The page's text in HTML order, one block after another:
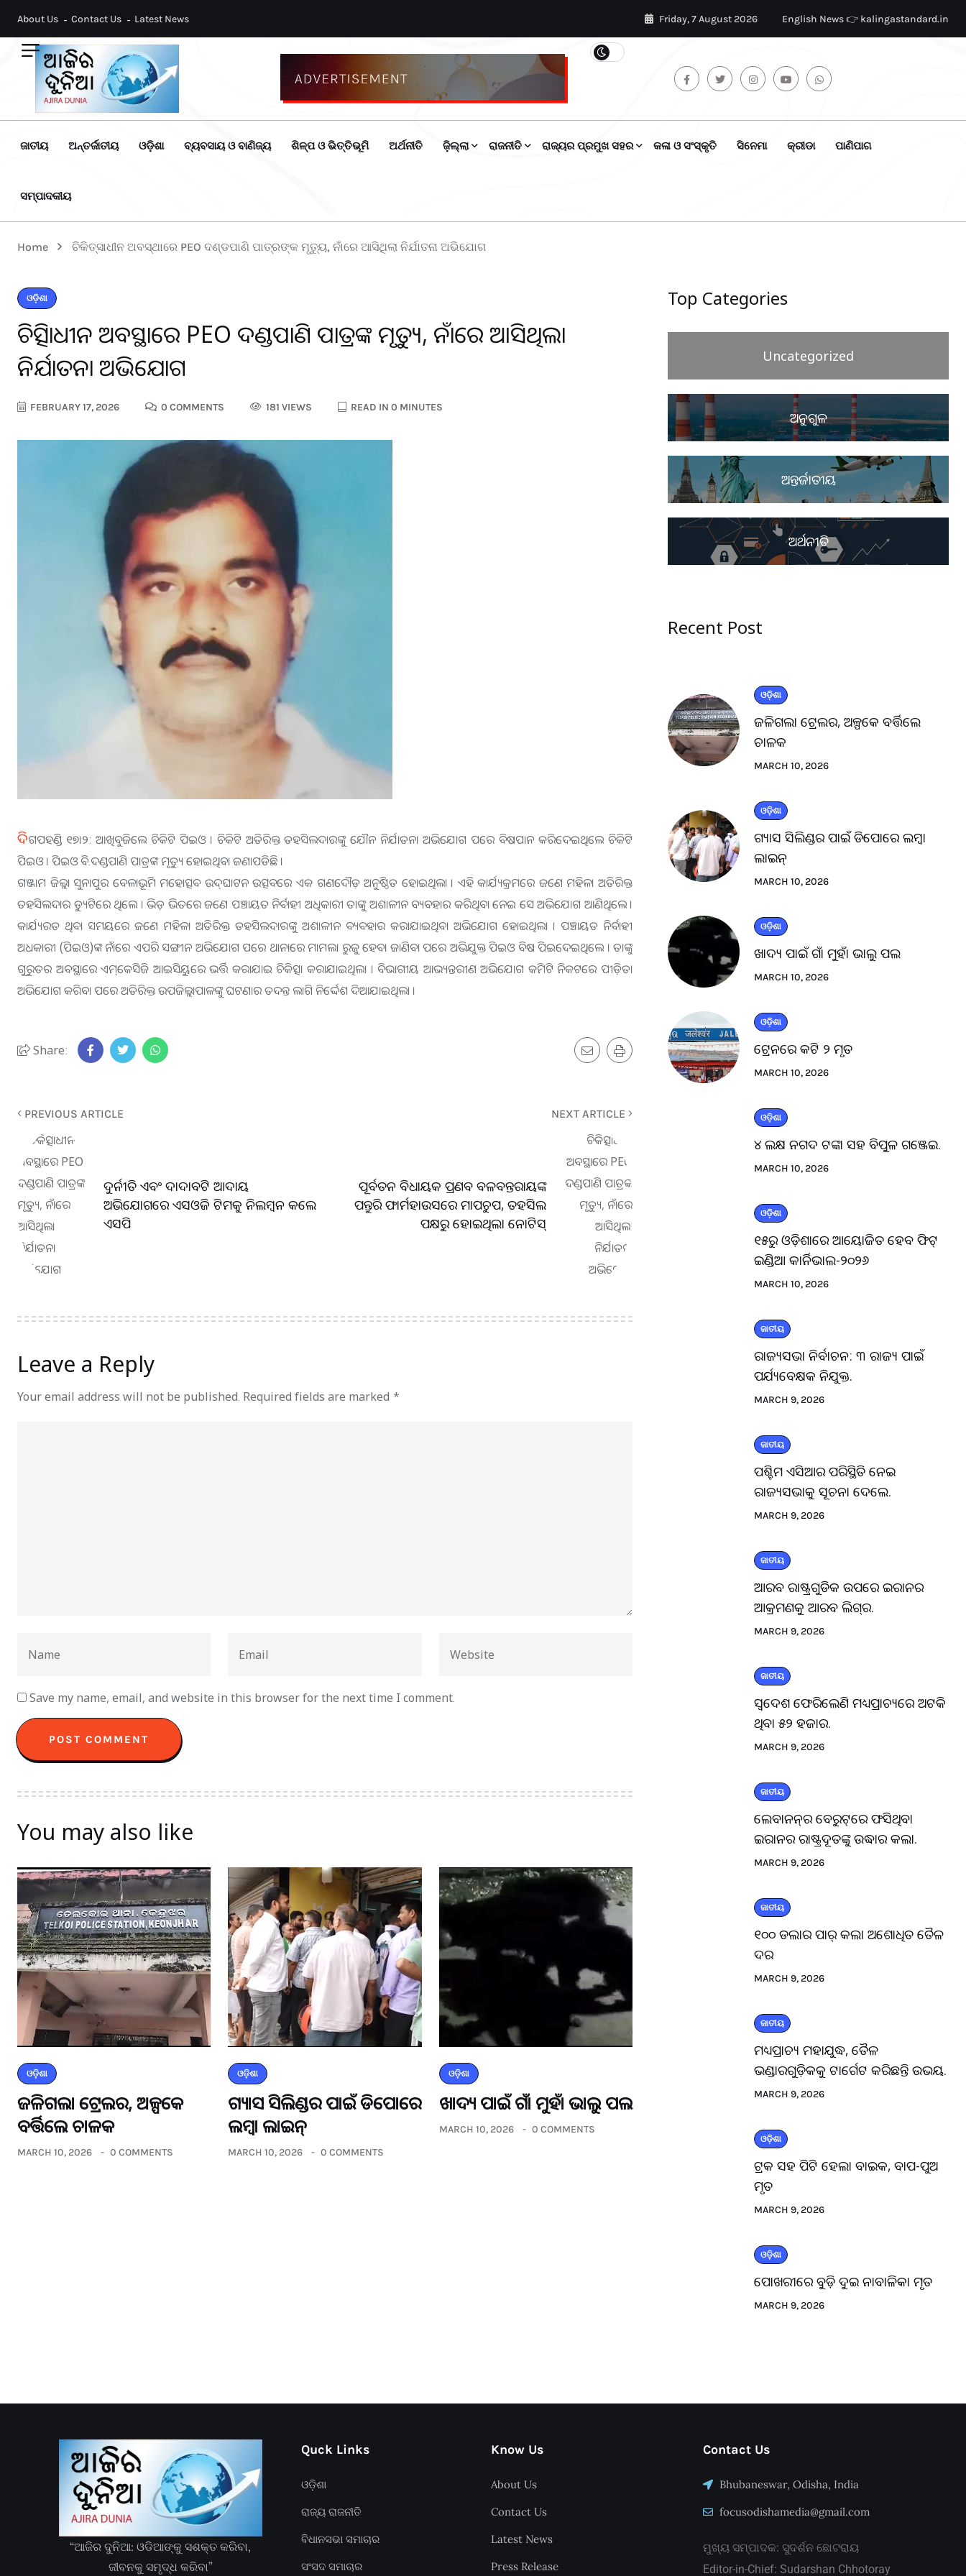
About Us Contact Us Latest News Friday, 7 August 2026 English News 👉 kalingastandard.in
ଜାତୀୟ ଅନ୍ତର୍ଜାତୀୟ ଓଡ଼ିଶା ବ୍ୟବସାୟ ଓ ବାଣିଜ୍ୟ ଶିଳ୍ପ ଓ ଭିତ୍ତିଭୂମି ଅର୍ଥନୀତି ଜ଼ିଲ୍ଲା ରାଜନୀତି ରାଜ୍ୟର ପ୍ରମୁଖ ସହର କଳା ଓ ସଂସ୍କୃତି ସିନେମା କ୍ରୀଡା ପାଣିପାଗ
ସମ୍ପାଦକୀୟ
Home ଚିକିତ୍ସାଧୀନ ଅବସ୍ଥାରେ PEO ଦଣ୍ଡପାଣି ପାତ୍ରଙ୍କ ମୃତ୍ୟୁ, ନାଁରେ ଆସିଥିଲା ନିର୍ଯାତନା ଅଭିଯୋଗ
ଓଡ଼ିଶା
ଚିକିତ୍ସାଧୀନ ଅବସ୍ଥାରେ PEO ଦଣ୍ଡପାଣି ପାତ୍ରଙ୍କ ମୃତ୍ୟୁ, ନାଁରେ ଆସିଥିଲା
ନିର୍ଯାତନା ଅଭିଯୋଗ
FEBRUARY 17, 2026 0 COMMENTS 181 VIEWS READ IN 0 MINUTES
ଦିଗପହଣ୍ଡି ୧୭।୨: ଆଖିବୁଜିଲେ ଚିକିଟି ପିଇଓ । ଚିକିଟି ଅତିରିକ୍ତ ତହସିଲଦାରଙ୍କୁ ଯୌନ ନିର୍ଯାତନା ଅଭିଯୋଗ ପରେ ବିଷପାନ କରିଦେଇଥିଲେ ଚିକିଟି
ପିଇଓ । ପିଇଓ ବି.ଦଣ୍ଡପାଣି ପାତ୍ରଙ୍କ ମୃତ୍ୟୁ ହୋଇଥିବା ଜଣାପଡିଛି ।
ଗଞ୍ଜାମ ଜିଲ୍ଲା ସୁନାପୁର ବେଳାଭୂମି ମହୋତ୍ସବ ଉଦ୍‌ଘାଟନ ଉତ୍ସବରେ ଏକ ଗଣଦୌଡ଼ ଅନୁଷ୍ଠିତ ‌ହୋଇଥିଲା । ଏହି କାର୍ଯ୍ୟକ୍ରମରେ ଜଣେ ମହିଳା ଅତିରିକ୍ତ
ତହସିଲଦାର ଡ୍ୟୁଟିରେ ଥିଲେ । ଭିଡ଼ ଭିତରେ ଜଣେ ପଞ୍ଚାୟତ ନିର୍ବାହୀ ଅଧିକାରୀ ତାଙ୍କୁ ଅଶାଳୀନ ବ୍ୟବହାର କରିଥିବା ନେଇ ସେ ଅଭିଯୋଗ ଆଣିଥିଲେ ।
କାର୍ଯ୍ୟରତ ଥିବା ସମୟରେ ଜଣେ ମହିଳା ଅତିରିକ୍ତ ତହସିଲଦାରଙ୍କୁ ଅଶାଳୀନ ବ୍ୟବହାର କରାଯାଇଥିବା ଅଭିଯୋଗ ହୋଇଥିଲା । ପଞ୍ଚାୟତ ନିର୍ବାହୀ
ଅଧକାରୀ (ପିଇଓ)ଙ୍କ ନାଁରେ ଏପରି ସଙ୍ଗୀନ ଅଭିଯୋଗ ପରେ ଥାନାରେ ମାମଲା ରୁଜୁ ହେବା ଜାଣିବା ପରେ ଅଭିଯୁକ୍ତ ପିଇଓ ବିଷ ପିଇଦେଇଥିଲେ । ତାଙ୍କୁ
ଗୁରୁତର ଅବସ୍ଥାରେ ଏମ୍‌କେସିଜି ଆଇସିୟୁରେ ଭର୍ତ୍ତି କରାଯାଇ ଚିକିତ୍ସା କରାଯାଇଥିଲା । ବିଭାଗୀୟ ଆଭ୍ୟନ୍ତରୀଣ ଅଭିଯୋଗ କମିଟି ନିକଟରେ ପୀଡ଼ିତା
ଅଭିଯୋଗ କରିବା ପରେ ଅତିରିକ୍ତ ଉପଜିଲ୍ଲାପାଳଙ୍କୁ ଘଟଣାର ତଦନ୍ତ ଲାଗି ନିର୍ଦ୍ଦେଶ ଦିଆଯାଇଥିଲା ।
Share:
PREVIOUS ARTICLE
ଦୁର୍ନୀତି ଏବଂ ଦାଦାବଟି ଆଦାୟ
ଅଭିଯୋଗରେ ଏସଓଜି ଟିମକୁ ନିଲମ୍ବନ କଲେ
ଏସପି
NEXT ARTICLE
ପୂର୍ବତନ ବିଧାୟକ ପ୍ରଣବ ବଳବନ୍ତରାୟଙ୍କ
ପନ୍ତୁରି ଫାର୍ମହାଉସରେ ମାପଚୁପ, ତହସିଲ
ପକ୍ଷରୁ ହୋଇଥିଲା ନୋଟିସ୍
Leave a Reply
Your email address will not be published. Required fields are marked *
Save my name, email, and website in this browser for the next time I comment.
You may also like
ଓଡ଼ିଶା
ଜଳିଗଲା ଟ୍ରେଲର, ଅଳ୍ପକେ
ବର୍ତ୍ତିଲେ ଚାଳକ
MARCH 10, 2026 0 COMMENTS
ଓଡ଼ିଶା
ଗ୍ୟାସ ସିଲିଣ୍ଡର ପାଇଁ ଡିପୋରେ
ଲମ୍ବା ଲାଇନ୍
MARCH 10, 2026 0 COMMENTS
ଓଡ଼ିଶା
ଖାଦ୍ୟ ପାଇଁ ଗାଁ ମୁହାଁ ଭାଲୁ ପଲ
MARCH 10, 2026 0 COMMENTS
Top Categories
Uncategorized
ଅନୁଗୁଳ
ଅନ୍ତର୍ଜାତୀୟ
ଅର୍ଥନୀତି
Recent Post
ଓଡ଼ିଶା
ଜଳିଗଲା ଟ୍ରେଲର, ଅଳ୍ପକେ ବର୍ତ୍ତିଲେ
ଚାଳକ
MARCH 10, 2026
ଓଡ଼ିଶା
ଗ୍ୟାସ ସିଲିଣ୍ଡର ପାଇଁ ଡିପୋରେ ଲମ୍ବା
ଲାଇନ୍
MARCH 10, 2026
ଓଡ଼ିଶା
ଖାଦ୍ୟ ପାଇଁ ଗାଁ ମୁହାଁ ଭାଲୁ ପଲ
MARCH 10, 2026
ଓଡ଼ିଶା
ଟ୍ରେନରେ କଟି ୨ ମୃତ
MARCH 10, 2026
ଓଡ଼ିଶା
୪ ଲକ୍ଷ ନଗଦ ଟଙ୍କା ସହ ବିପୁଳ ଗଞ୍ଜେଇ.
MARCH 10, 2026
ଓଡ଼ିଶା
୧୫ରୁ ଓଡ଼ିଶାରେ ଆୟୋଜିତ ହେବ ଫିଟ୍
ଇଣ୍ଡିଆ କାର୍ନିଭାଲ-୨୦୨୬
MARCH 10, 2026
ଜାତୀୟ
ରାଜ୍ୟସଭା ନିର୍ବାଚନ: ୩ ରାଜ୍ୟ ପାଇଁ
ପର୍ଯ୍ୟବେକ୍ଷକ ନିଯୁକ୍ତ.
MARCH 9, 2026
ଜାତୀୟ
ପଶ୍ଚିମ ଏସିଆର ପରିସ୍ଥିତି ନେଇ
ରାଜ୍ୟସଭାକୁ ସୂଚନା ଦେଲେ.
MARCH 9, 2026
ଜାତୀୟ
ଆରବ ରାଷ୍ଟ୍ରଗୁଡିକ ଉପରେ ଇରାନର
ଆକ୍ରମଣକୁ ଆରବ ଲିଗ୍‌ର.
MARCH 9, 2026
ଜାତୀୟ
ସ୍ବଦେଶ ଫେରିଲେଣି ମଧ୍ୟପ୍ରାଚ୍ୟରେ ଅଟକି
ଥିବା ୫୨ ହଜାର.
MARCH 9, 2026
ଜାତୀୟ
ଲେବାନନ୍‌ର ବେରୁଟ୍‌ରେ ଫସିଥିବା
ଇରାନର ରାଷ୍ଟ୍ରଦୂତଙ୍କୁ ଉଦ୍ଧାର କଲା.
MARCH 9, 2026
ଜାତୀୟ
୧୦୦ ଡଲାର ପାର୍ କଲା ଅଶୋଧିତ ତୈଳ
ଦର
MARCH 9, 2026
ଜାତୀୟ
ମଧ୍ୟପ୍ରାଚ୍ୟ ମହାଯୁଦ୍ଧ, ତୈଳ
ଭଣ୍ଡାରଗୁଡ଼ିକକୁ ଟାର୍ଗେଟ କରିଛନ୍ତି ଉଭୟ.
MARCH 9, 2026
ଓଡ଼ିଶା
ଟ୍ରକ ସହ ପିଟି ହେଲା ବାଇକ, ବାପ-ପୁଅ
ମୃତ
MARCH 9, 2026
ଓଡ଼ିଶା
ପୋଖରୀରେ ବୁଡ଼ି ଦୁଇ ନାବାଳିକା ମୃତ
MARCH 9, 2026
“ଆଜିର ଦୁନିଆ: ଓଡିଆଙ୍କୁ ସଶକ୍ତ କରିବା,
ଜୀବନକୁ ସମୃଦ୍ଧ କରିବା”
Quck Links
ଓଡ଼ିଶା
ରାଜ୍ୟ ରାଜନୀତି
ବିଧାନସଭା ସମାଚାର
ସଂସଦ ସମାଚାର
Know Us
About Us
Contact Us
Latest News
Press Release
Contact Us
Bhubaneswar, Odisha, India
focusodishamedia@gmail.com
ମୁଖ୍ୟ ସମ୍ପାଦକ: ସୁଦର୍ଶନ ଛୋଟରାୟ
Editor-in-Chief: Sudarshan Chhotoray